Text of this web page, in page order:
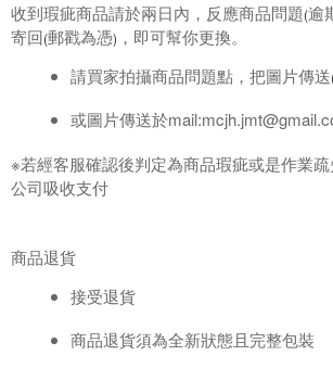
收到瑕疵商品請於兩日內，反應商品問題(逾
寄回(郵戳為憑) ，即可幫你更換。
請買家拍攝商品問題點，把圖片傳送
或圖片傳送於mail:
※若經客服確認後判定為商品瑕疵或是作業
公司吸收支付
商品退貨
接受退貨
商品退貨須為全新狀態且完整包裝